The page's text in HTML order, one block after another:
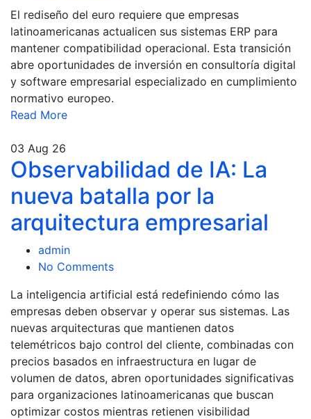
El rediseño del euro requiere que empresas
latinoamericanas actualicen sus sistemas ERP para
mantener compatibilidad operacional. Esta transición
abre oportunidades de inversión en consultoría digital
y software empresarial especializado en cumplimiento
normativo europeo.
Read More
03 Aug 26
Observabilidad de IA: La
nueva batalla por la
arquitectura empresarial
admin
No Comments
La inteligencia artificial está redefiniendo cómo las
empresas deben observar y operar sus sistemas. Las
nuevas arquitecturas que mantienen datos
telemétricos bajo control del cliente, combinadas con
precios basados en infraestructura en lugar de
volumen de datos, abren oportunidades significativas
para organizaciones latinoamericanas que buscan
optimizar costos mientras retienen visibilidad